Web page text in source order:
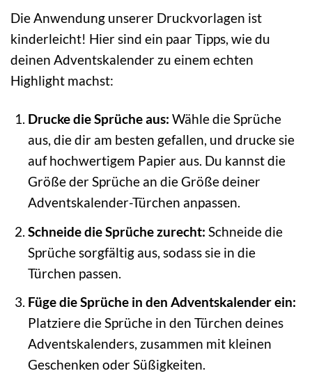
Die Anwendung unserer Druckvorlagen ist
kinderleicht! Hier sind ein paar Tipps, wie du
deinen Adventskalender zu einem echten
Highlight machst:
Drucke die Sprüche aus: Wähle die Sprüche
aus, die dir am besten gefallen, und drucke sie
auf hochwertigem Papier aus. Du kannst die
Größe der Sprüche an die Größe deiner
Adventskalender-Türchen anpassen.
Schneide die Sprüche zurecht: Schneide die
Sprüche sorgfältig aus, sodass sie in die
Türchen passen.
Füge die Sprüche in den Adventskalender ein:
Platziere die Sprüche in den Türchen deines
Adventskalenders, zusammen mit kleinen
Geschenken oder Süßigkeiten.